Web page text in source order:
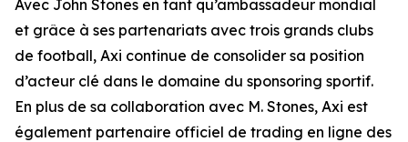
Avec John Stones en tant qu’ambassadeur mondial
et grâce à ses partenariats avec trois grands clubs
de football, Axi continue de consolider sa position
d’acteur clé dans le domaine du sponsoring sportif.
En plus de sa collaboration avec M. Stones, Axi est
également partenaire officiel de trading en ligne des